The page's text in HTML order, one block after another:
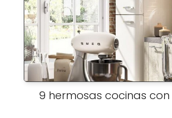
9 hermosas cocinas